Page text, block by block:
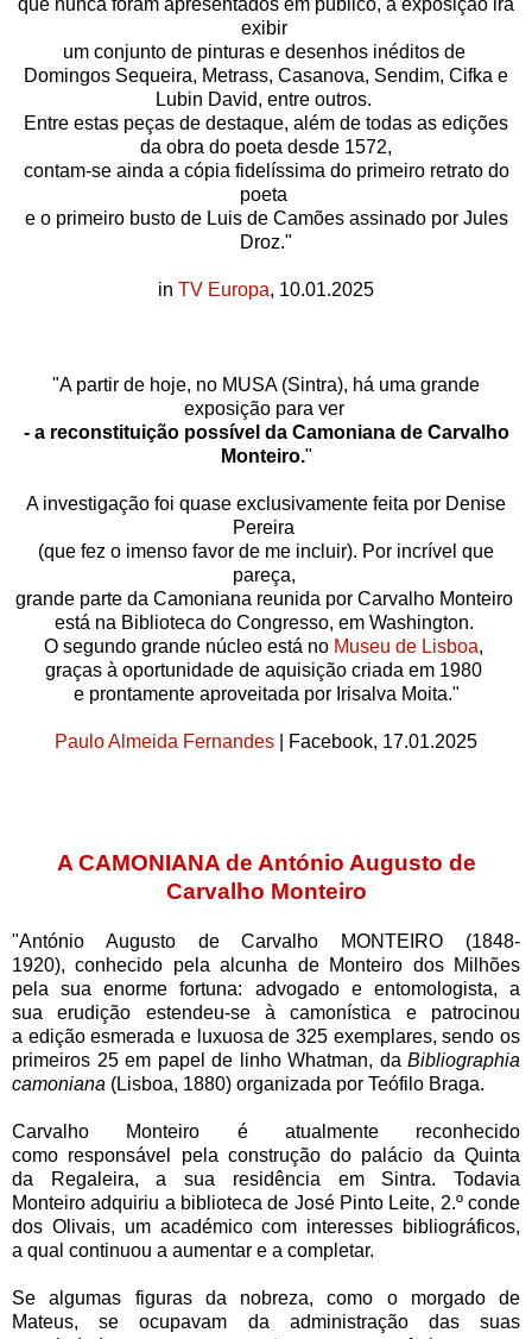
exibir
um conjunto de pinturas e desenhos inéditos de
Domingos Sequeira, Metrass, Casanova, Sendim, Cifka e
Lubin David, entre outros.
Entre estas peças de destaque, além de todas as edições
da obra do poeta desde 1572,
contam-se ainda a cópia fidelíssima do primeiro retrato do
poeta
e o primeiro busto de Luis de Camões assinado por Jules
Droz."
in TV Europa, 10.01.2025
"A partir de hoje, no MUSA (Sintra), há uma grande
exposição para ver
- a reconstituição possível da Camoniana de Carvalho
Monteiro."
A investigação foi quase exclusivamente feita por Denise
Pereira
(que fez o imenso favor de me incluir). Por incrível que
pareça,
grande parte da Camoniana reunida por Carvalho Monteiro
está na Biblioteca do Congresso, em Washington.
O segundo grande núcleo está no Museu de Lisboa,
graças à oportunidade de aquisição criada em 1980
e prontamente aproveitada por Irisalva Moita."
Paulo Almeida Fernandes | Facebook, 17.01.2025
A CAMONIANA de António Augusto de
Carvalho Monteiro
"António Augusto de Carvalho MONTEIRO (1848-
1920),conhecido pela alcunha de Monteiro dos Milhões
pelasua enorme fortuna: advogado e entomologista, a
suaerudição estendeu-se à camonística e patrocinou
a edição esmerada e luxuosa de 325 exemplares, sendoos
primeiros 25 em papel de linho Whatman, da Bibliographia
camoniana (Lisboa, 1880) organizada por Teófilo Braga.
Carvalho Monteiro é atualmente reconhecido
como responsável pela construção do palácio da Quinta
da
Regaleira, a sua residência em Sintra. Todavia
Monteiroadquiriu a biblioteca de José Pinto Leite, 2.º conde
dos Olivais, um académico com interesses bibliográficos,
a qual continuou a aumentar e a completar.
Se algumas figuras da nobreza, como o morgado de
Mateus, se ocupavam da administração das suas